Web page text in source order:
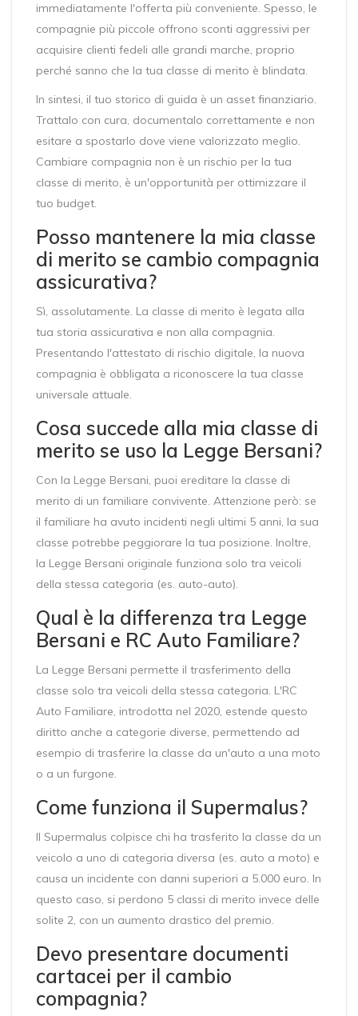
immediatamente l'offerta più conveniente. Spesso, le
compagnie più piccole offrono sconti aggressivi per
acquisire clienti fedeli alle grandi marche, proprio
perché sanno che la tua classe di merito è blindata.
In sintesi, il tuo storico di guida è un asset finanziario.
Trattalo con cura, documentalo correttamente e non
esitare a spostarlo dove viene valorizzato meglio.
Cambiare compagnia non è un rischio per la tua
classe di merito, è un'opportunità per ottimizzare il
tuo budget.
Posso mantenere la mia classe
di merito se cambio compagnia
assicurativa?
Sì, assolutamente. La classe di merito è legata alla
tua storia assicurativa e non alla compagnia.
Presentando l'attestato di rischio digitale, la nuova
compagnia è obbligata a riconoscere la tua classe
universale attuale.
Cosa succede alla mia classe di
merito se uso la Legge Bersani?
Con la Legge Bersani, puoi ereditare la classe di
merito di un familiare convivente. Attenzione però: se
il familiare ha avuto incidenti negli ultimi 5 anni, la sua
classe potrebbe peggiorare la tua posizione. Inoltre,
la Legge Bersani originale funziona solo tra veicoli
della stessa categoria (es. auto-auto).
Qual è la differenza tra Legge
Bersani e RC Auto Familiare?
La Legge Bersani permette il trasferimento della
classe solo tra veicoli della stessa categoria. L'RC
Auto Familiare, introdotta nel 2020, estende questo
diritto anche a categorie diverse, permettendo ad
esempio di trasferire la classe da un'auto a una moto
o a un furgone.
Come funziona il Supermalus?
Il Supermalus colpisce chi ha trasferito la classe da un
veicolo a uno di categoria diversa (es. auto a moto) e
causa un incidente con danni superiori a 5.000 euro. In
questo caso, si perdono 5 classi di merito invece delle
solite 2, con un aumento drastico del premio.
Devo presentare documenti
cartacei per il cambio
compagnia?